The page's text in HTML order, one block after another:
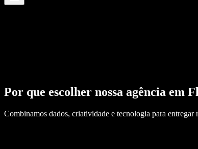
Por que escolher nossa agência em
Combinamos dados, criatividade e tecnologia para entregar